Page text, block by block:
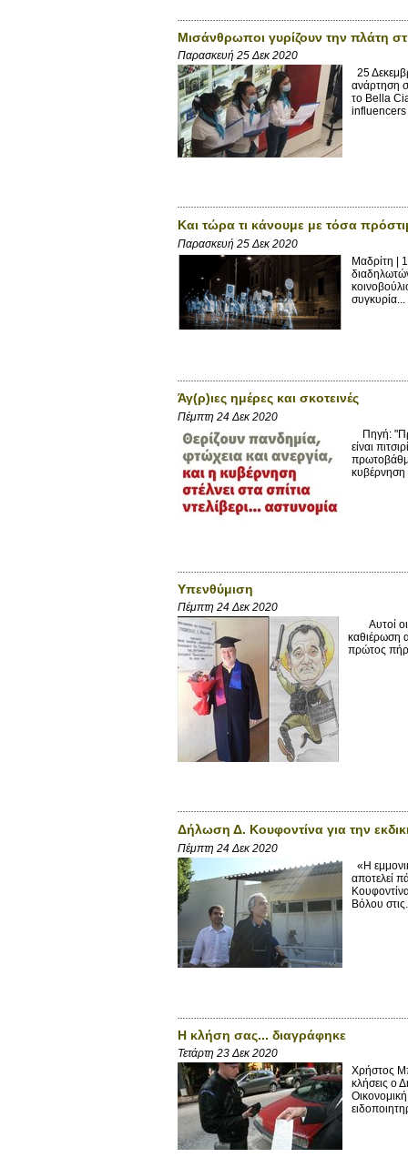
Μισάνθρωποι γυρίζουν την πλάτη
Παρασκευή 25 Δεκ 2020
25
ανάρτηση
το Bella
influencers
Και τώρα τι κάνουμε με τόσα
Παρασκευή 25 Δεκ 2020
Μαδρίτη |
συγκυρία...
Άγ(ρ)ιες ημέρες και σκοτεινές
Πέμπτη 24 Δεκ 2020
Πηγή:
είναι
Υπενθύμιση
Πέμπτη 24 Δεκ 2020
Αυτοί οι
καθιέρωση
πρώτος
Δήλωση Δ. Κουφοντίνα για την
Πέμπτη 24 Δεκ 2020
«Η
αποτελεί
Βόλου
Η κλήση σας... διαγράφηκε
Τετάρτη 23 Δεκ 2020
Χρήστος
κλήσεις ο